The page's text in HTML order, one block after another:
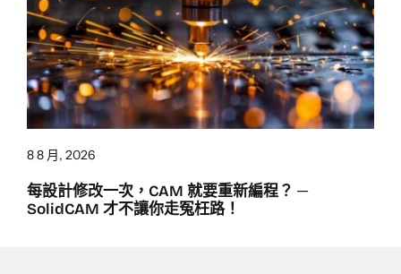
8 8 月, 2026
每設計修改一次，CAM 就要重新編程？ ─
SolidCAM 才不讓你走冤枉路！